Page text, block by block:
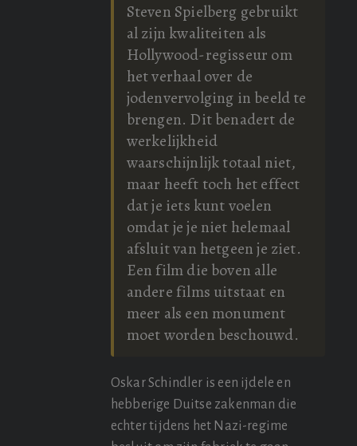
Steven Spielberg gebruikt
al zijn kwaliteiten als
Hollywood-regisseur om
het verhaal over de
jodenvervolging in beeld te
brengen. Dit benadert de
werkelijkheid
waarschijnlijk totaal niet,
maar heeft toch het effect
dat je iets kunt voelen
omdat je je niet helemaal
afsluit van hetgeen je ziet.
Een film die boven alle
andere films uitstaat en
meer als een monument
moet worden beschouwd.
Oskar Schindler is een ijdele en
hebberige Duitse zakenman die
echter tijdens het Nazi-regime